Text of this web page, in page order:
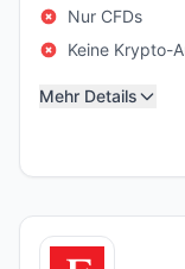
Nur CFDs
Keine Krypto-
Mehr Details